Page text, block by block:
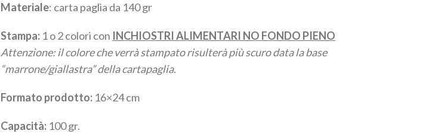
Materiale: carta paglia da 140 gr
Stampa:1 o 2 colori con INCHIOSTRI ALIMENTARI NO FONDO PIENO
Attenzione: il colore che verrà stampato risulterà più scuro data la base
“marrone/giallastra” della cartapaglia.
Formato prodotto:16×24 cm
Capacità:100 gr.